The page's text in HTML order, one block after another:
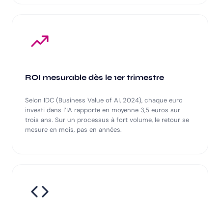
ROI mesurable dès le 1er trimestre
Selon IDC (Business Value of AI, 2024), chaque euro
investi dans l’IA rapporte en moyenne 3,5 euros sur
trois ans. Sur un processus à fort volume, le retour se
mesure en mois, pas en années.